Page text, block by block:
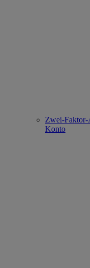
Zwei-Faktor-
Konto